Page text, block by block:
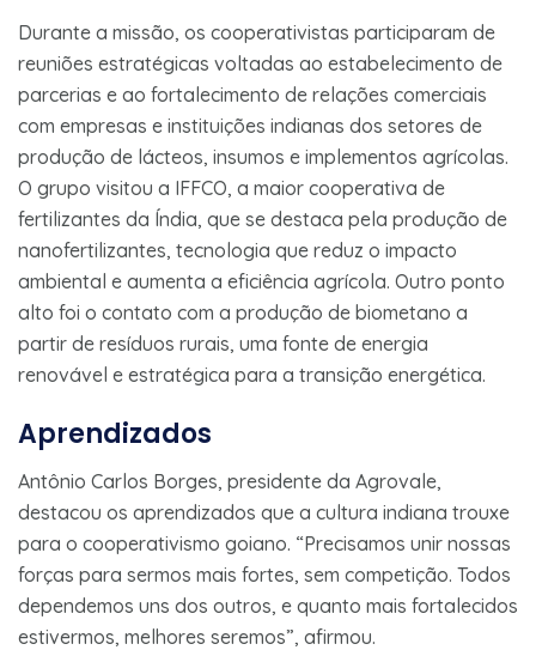
Durante a missão, os cooperativistas participaram de
reuniões estratégicas voltadas ao estabelecimento de
parcerias e ao fortalecimento de relações comerciais
com empresas e instituições indianas dos setores de
produção de lácteos, insumos e implementos agrícolas.
O grupo visitou a IFFCO, a maior cooperativa de
fertilizantes da Índia, que se destaca pela produção de
nanofertilizantes, tecnologia que reduz o impacto
ambiental e aumenta a eficiência agrícola. Outro ponto
alto foi o contato com a produção de biometano a
partir de resíduos rurais, uma fonte de energia
renovável e estratégica para a transição energética.
Aprendizados
Antônio Carlos Borges, presidente da Agrovale,
destacou os aprendizados que a cultura indiana trouxe
para o cooperativismo goiano. “Precisamos unir nossas
forças para sermos mais fortes, sem competição. Todos
dependemos uns dos outros, e quanto mais fortalecidos
estivermos, melhores seremos”, afirmou.